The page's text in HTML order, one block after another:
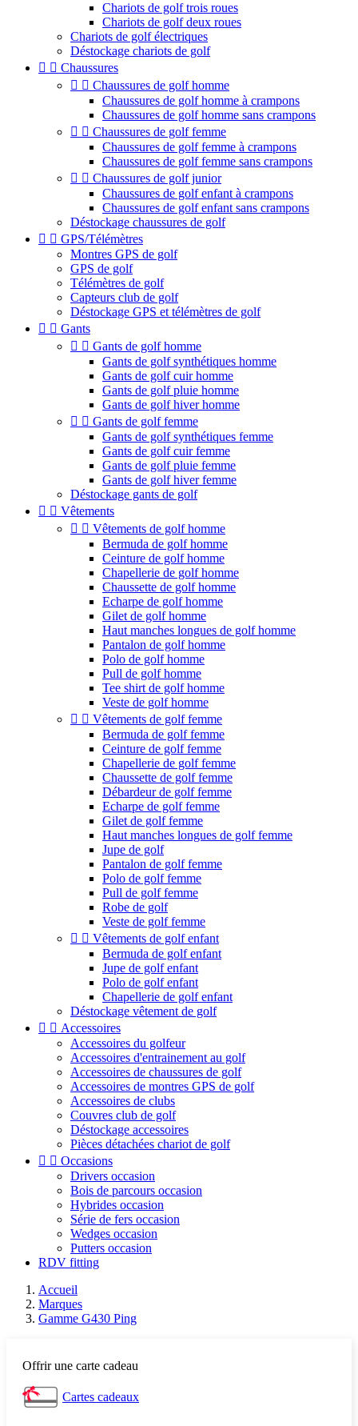
Chariots de golf trois roues
Chariots de golf deux roues
Chariots de golf électriques
Déstockage chariots de golf
  Chaussures
  Chaussures de golf homme
Chaussures de golf homme à crampons
Chaussures de golf homme sans crampons
  Chaussures de golf femme
Chaussures de golf femme à crampons
Chaussures de golf femme sans crampons
  Chaussures de golf junior
Chaussures de golf enfant à crampons
Chaussures de golf enfant sans crampons
Déstockage chaussures de golf
  GPS/Télémètres
Montres GPS de golf
GPS de golf
Télémètres de golf
Capteurs club de golf
Déstockage GPS et télémètres de golf
  Gants
  Gants de golf homme
Gants de golf synthétiques homme
Gants de golf cuir homme
Gants de golf pluie homme
Gants de golf hiver homme
  Gants de golf femme
Gants de golf synthétiques femme
Gants de golf cuir femme
Gants de golf pluie femme
Gants de golf hiver femme
Déstockage gants de golf
  Vêtements
  Vêtements de golf homme
Bermuda de golf homme
Ceinture de golf homme
Chapellerie de golf homme
Chaussette de golf homme
Echarpe de golf homme
Gilet de golf homme
Haut manches longues de golf homme
Pantalon de golf homme
Polo de golf homme
Pull de golf homme
Tee shirt de golf homme
Veste de golf homme
  Vêtements de golf femme
Bermuda de golf femme
Ceinture de golf femme
Chapellerie de golf femme
Chaussette de golf femme
Débardeur de golf femme
Echarpe de golf femme
Gilet de golf femme
Haut manches longues de golf femme
Jupe de golf
Pantalon de golf femme
Polo de golf femme
Pull de golf femme
Robe de golf
Veste de golf femme
  Vêtements de golf enfant
Bermuda de golf enfant
Jupe de golf enfant
Polo de golf enfant
Chapellerie de golf enfant
Déstockage vêtement de golf
  Accessoires
Accessoires du golfeur
Accessoires d'entrainement au golf
Accessoires de chaussures de golf
Accessoires de montres GPS de golf
Accessoires de clubs
Couvres club de golf
Déstockage accessoires
Pièces détachées chariot de golf
  Occasions
Drivers occasion
Bois de parcours occasion
Hybrides occasion
Série de fers occasion
Wedges occasion
Putters occasion
RDV fitting
Accueil
Marques
Gamme G430 Ping
Offrir une carte cadeau
Cartes cadeaux